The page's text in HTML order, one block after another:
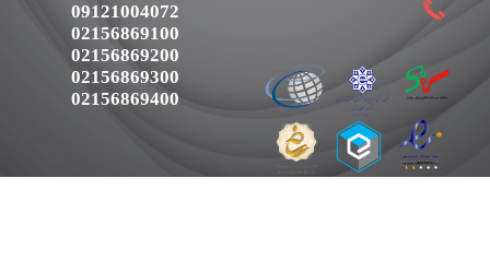
09121004072
02156869100
02156869200
02156869300
02156869400